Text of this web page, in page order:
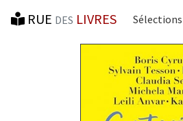
RUE DES LIVRES Sélections